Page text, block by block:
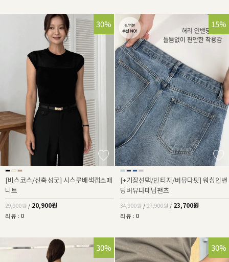
30%
[비스코스/신축성굿] 시스루배색캡소매
니트
29,900원 / 20,900원
리뷰 : 0
32%
15%
[+기장선택/빈티지/버뮤다핏] 워싱인밴
딩버뮤다데님팬츠
34,900원 / 27,900원 / 23,700원
리뷰 : 0
30% 30%